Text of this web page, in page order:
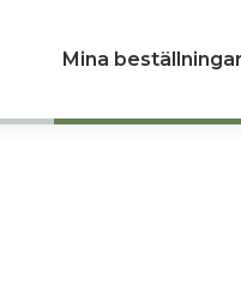
Mina beställningar